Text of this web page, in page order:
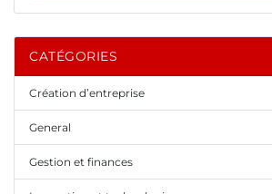
CATÉGORIES
Création d’entreprise
General
Gestion et finances